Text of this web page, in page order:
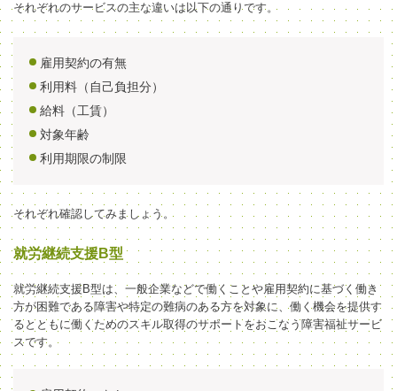
それぞれのサービスの主な違いは以下の通りです。
雇用契約の有無
利用料（自己負担分）
給料（工賃）
対象年齢
利用期限の制限
それぞれ確認してみましょう。
就労継続支援B型
就労継続支援B型は、一般企業などで働くこと や雇用契約に基づく働き
方が困難である障害や特定の難病のある方を対象に、働く機会を提供す
るとともに働くためのスキル取得のサポートをおこな う障害福祉サービ
スです。